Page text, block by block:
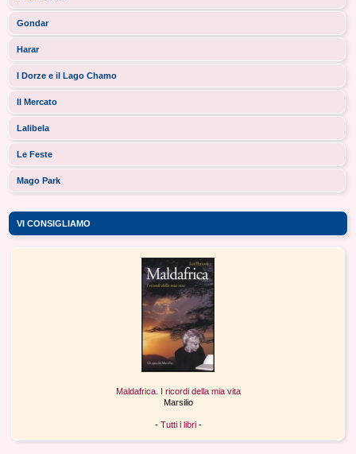
Gondar
Harar
I Dorze e il Lago Chamo
Il Mercato
Lalibela
Le Feste
Mago Park
VI CONSIGLIAMO
Maldafrica. I ricordi della mia vita
Marsilio
- Tutti i libri-